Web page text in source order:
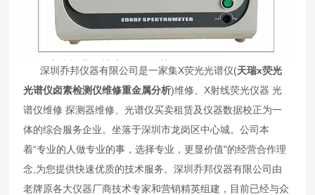
深圳乔邦仪器有限公司是一家集X荧光光谱仪(天瑞x荧光
光谱仪卤素检测仪维修重金属分析)维修、X射线荧光仪器 光
谱仪维修 探测器维修、光谱仪买卖租赁及仪器数据校正为一
体的综合服务企业。坐落于深圳市龙岗区中心城。公司本
着“专业的人做专业的事，选择专业，更显价值"的经营合作理
念,为您提供快速优质的技术服务。深圳乔邦仪器有限公司由
老牌原各大仪器厂商技术专家和营销精英组建，目前已经与众